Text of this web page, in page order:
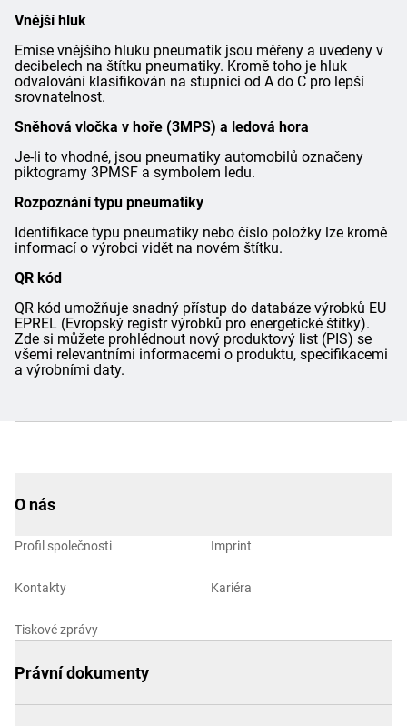
Vnější hluk
Emise vnějšího hluku pneumatik jsou měřeny a uvedeny v
decibelech na štítku pneumatiky. Kromě toho je hluk
odvalování klasifikován na stupnici od A do C pro lepší
srovnatelnost.
Sněhová vločka v hoře (3MPS) a ledová hora
Je-li to vhodné, jsou pneumatiky automobilů označeny
piktogramy 3PMSF a symbolem ledu.
Rozpoznání typu pneumatiky
Identifikace typu pneumatiky nebo číslo položky lze kromě
informací o výrobci vidět na novém štítku.
QR kód
QR kód umožňuje snadný přístup do databáze výrobků EU
EPREL (Evropský registr výrobků pro energetické štítky).
Zde si můžete prohlédnout nový produktový list (PIS) se
všemi relevantními informacemi o produktu, specifikacemi
a výrobními daty.
O nás
Profil společnosti
Kontakty
Tiskové zprávy
Imprint
Kariéra
Právní dokumenty